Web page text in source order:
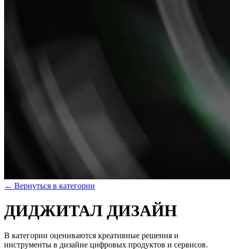
← Вернуться в категории
ДИДЖИТАЛ ДИЗАЙН
В категории оцениваются креативные решения и
инструменты в дизайне цифровых продуктов и сервисов.